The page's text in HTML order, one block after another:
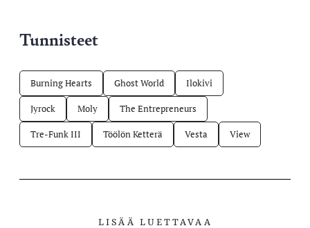
Tunnisteet
Burning Hearts Ghost World Ilokivi
Jyrock Moly The Entrepreneurs
Tre-Funk III Töölön Ketterä Vesta View
LISÄÄ LUETTAVAA